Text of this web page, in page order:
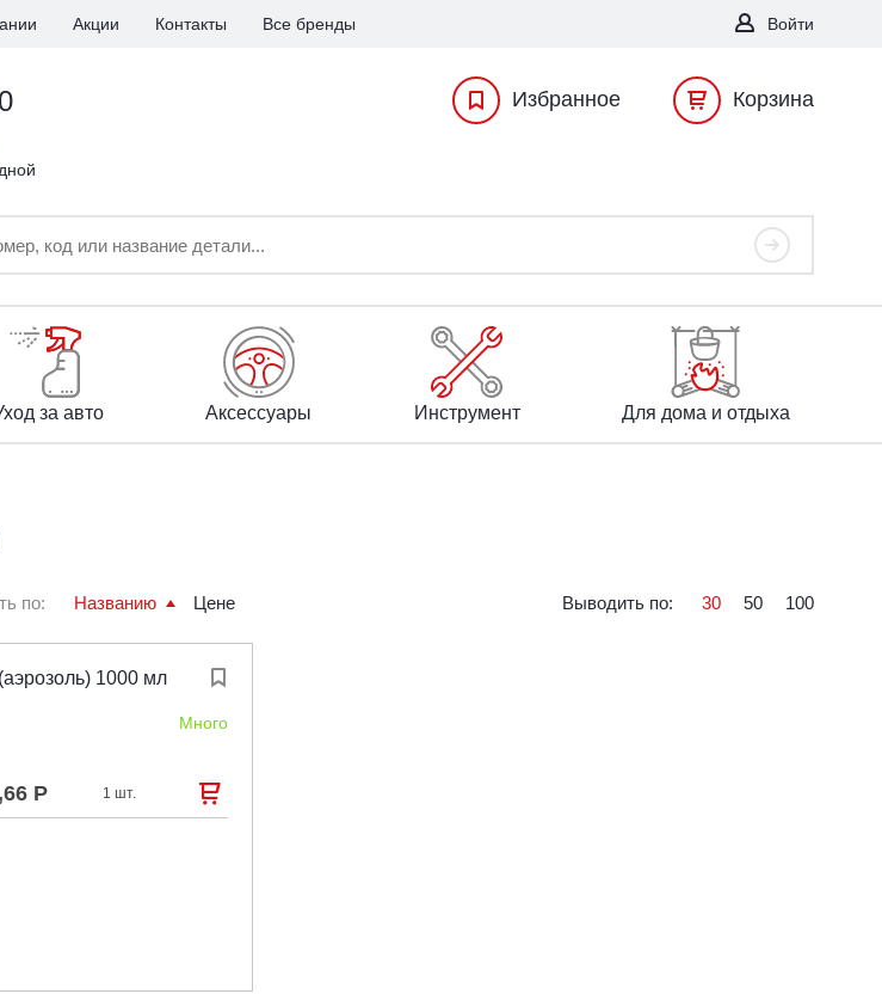
Акции Контакты Все бренды Войти
Избранное Корзина
за авто Аксессуары Инструмент Для дома и отдыха
по: Названию Цене Выводить по: 30 50 100

1000 мл
Много
Р 1 шт. 